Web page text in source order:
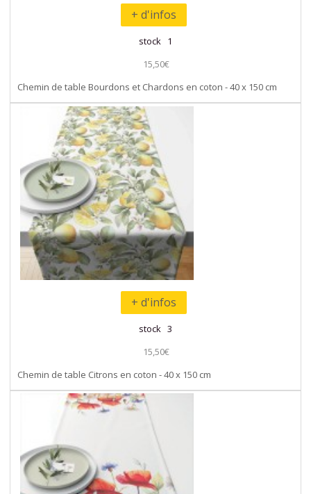
+ d'infos
stock 1
15,50€
Chemin de table Bourdons et Chardons en coton - 40 x 150 cm
+ d'infos
stock 3
15,50€
Chemin de table Citrons en coton - 40 x 150 cm